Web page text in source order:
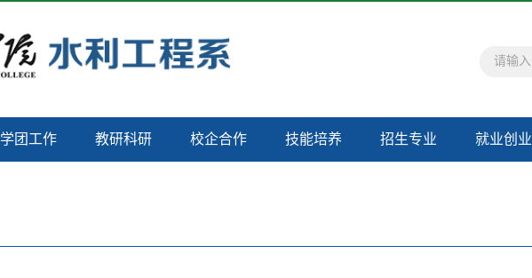
学团工作 教研科研 校企合作 技能培养 招生专业 就业创业